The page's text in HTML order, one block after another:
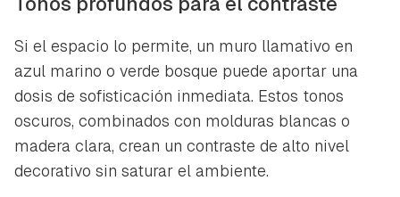
Si el espacio lo permite, un muro llamativo en
azul marino o verde bosque puede aportar una
dosis de sofisticación inmediata. Estos tonos
oscuros, combinados con molduras blancas o
madera clara, crean un contraste de alto nivel
decorativo sin saturar el ambiente.